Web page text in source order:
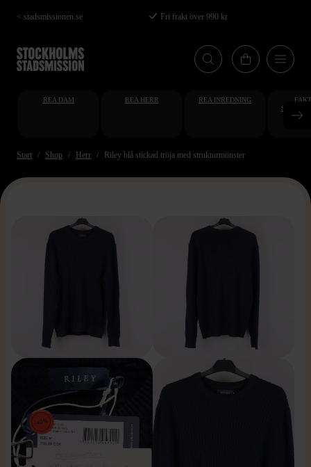
Hoppa
till
huvudinnehåll
< stadsmissionen.se Fri frakt över 990 kr
REA DAM REA HERR REA INREDNING
Start Shop Herr Riley blå stickad tröja med strukturmönster